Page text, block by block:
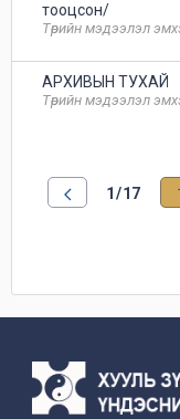
тооцсон/
Төрийн мэдээлэл
АРХИВЫН ТУХАЙ
Төрийн мэдээлэл
1/17